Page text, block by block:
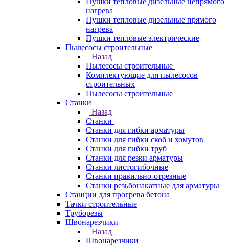
нагрева
Пушки тепловые дизельные прямого
нагрева
Пушки тепловые электрические
Пылесосы строительные
Назад
Пылесосы строительные
Комплектующие для пылесосов
строительных
Пылесосы строительные
Станки
Назад
Станки
Станки для гибки арматуры
Станки для гибки скоб и хомутов
Станки для гибки труб
Станки для резки арматуры
Станки листогибочные
Станки правильно-отрезные
Станки резьбонакатные для арматуры
Станции для прогрева бетона
Тачки строительные
Труборезы
Швонарезчики
Назад
Швонарезчики